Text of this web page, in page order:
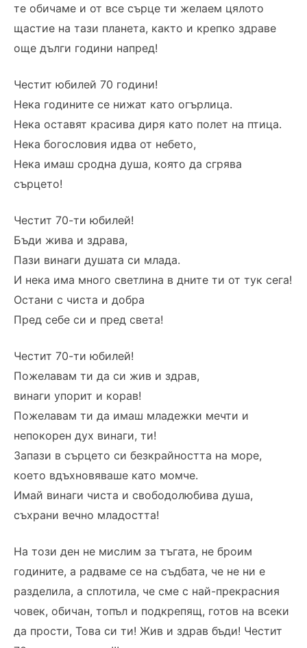
те обичаме и от все сърце ти желаем цялото
щастие на тази планета, както и крепко здраве
още дълги години напред!
Честит юбилей 70 години!
Нека годините се нижат като огърлица.
Нека оставят красива диря като полет на птица.
Нека богословия идва от небето,
Нека имаш сродна душа, която да сгрява
сърцето!
Честит 70-ти юбилей!
Бъди жива и здрава,
Пази винаги душата си млада.
И нека има много светлина в дните ти от тук сега!
Остани с чиста и добра
Пред себе си и пред света!
Честит 70-ти юбилей!
Пожелавам ти да си жив и здрав,
винаги упорит и корав!
Пожелавам ти да имаш младежки мечти и
непокорен дух винаги, ти!
Запази в сърцето си безкрайността на море,
което вдъхновяваше като момче.
Имай винаги чиста и свободолюбива душа,
съхрани вечно младостта!
На този ден не мислим за тъгата, не броим
годините, а радваме се на съдбата, че не ни е
разделила, а сплотила, че сме с най-прекрасния
човек, обичан, топъл и подкрепящ, готов на всеки
да прости, Това си ти! Жив и здрав бъди! Честит